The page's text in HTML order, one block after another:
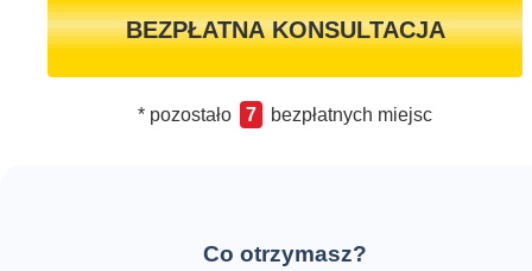
BEZPŁATNA KONSULTACJA
* pozostało 7 bezpłatnych miejsc
Co otrzymasz?